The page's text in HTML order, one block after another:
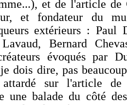
et de l'article de
et fondateur du
extérieurs : Paul
Bernard
évoqués par
dois dire, pas
sur l'article de
une balade du côté